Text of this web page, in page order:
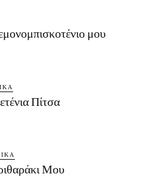
μου
Πίτσα
Μου